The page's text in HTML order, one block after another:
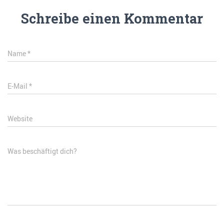
Schreibe einen Kommentar
Name*
E-Mail *
Website
Was beschäftigt dich?